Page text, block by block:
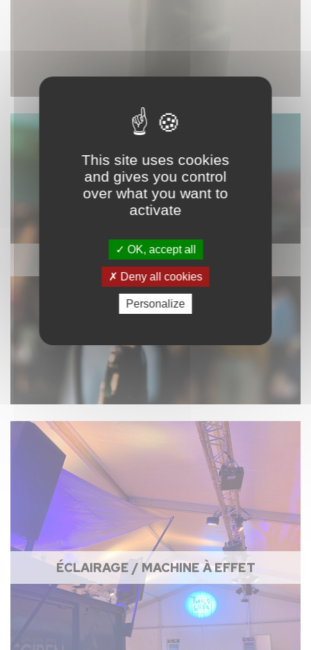
SONORISATION
ÉCLAIRAGE / MACHINE À EFFET
This site uses cookies
and gives you control
over what you want to
activate
OK, accept all
Deny all cookies
Personalize